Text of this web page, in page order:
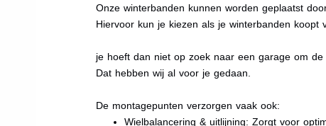
Onze winterbanden kunnen worden geplaatst
Hiervoor kun je kiezen als je winterbanden koopt
je hoeft dan niet op zoek naar een garage om de
Dat hebben wij al voor je gedaan.
De montagepunten verzorgen vaak ook:
Wielbalancering & uitlijning: Zorgt voor